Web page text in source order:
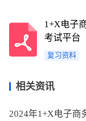
1+X电子
考试平台
复习资料
相关资讯
2024年1+X电子商